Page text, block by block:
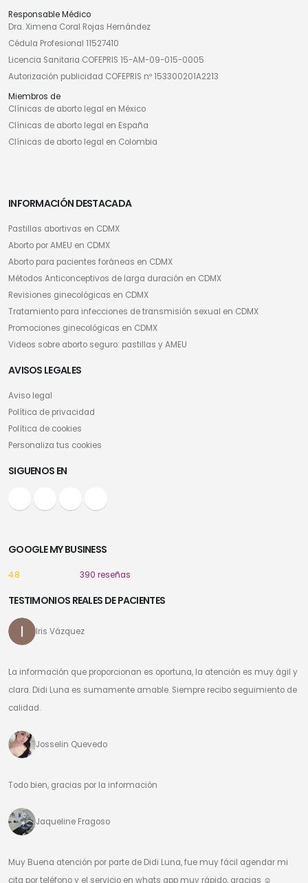
Responsable Médico
Dra. Ximena Coral Rojas Hernández
Cédula Profesional 11527410
Licencia Sanitaria COFEPRIS 15-AM-09-015-0005
Autorización publicidad COFEPRIS nº 153300201A2213
Miembros de
Clínicas de aborto legal en México
Clínicas de aborto legal en España
Clínicas de aborto legal en Colombia
INFORMACIÓN DESTACADA
Pastillas abortivas en CDMX
Aborto por AMEU en CDMX
Aborto para pacientes foráneas en CDMX
Métodos Anticonceptivos de larga duración en CDMX
Revisiones ginecológicas en CDMX
Tratamiento para infecciones de transmisión sexual en CDMX
Promociones ginecológicas en CDMX
Videos sobre aborto seguro: pastillas y AMEU
AVISOS LEGALES
Aviso legal
Política de privacidad
Política de cookies
Personaliza tus cookies
SIGUENOS EN
GOOGLE MY BUSINESS
4.8 390 reseñas
TESTIMONIOS REALES DE PACIENTES
Iris Vázquez
La información que proporcionan es oportuna, la atención es muy ágil y
clara. Didi Luna es sumamente amable. Siempre recibo seguimiento de
calidad.
Josselin Quevedo
Todo bien, gracias por la información
Jaqueline Fragoso
Muy Buena atención por parte de Didi Luna, fue muy fácil agendar mi
cita por teléfono y el servicio en whats app muy rápido, gracias ☺️